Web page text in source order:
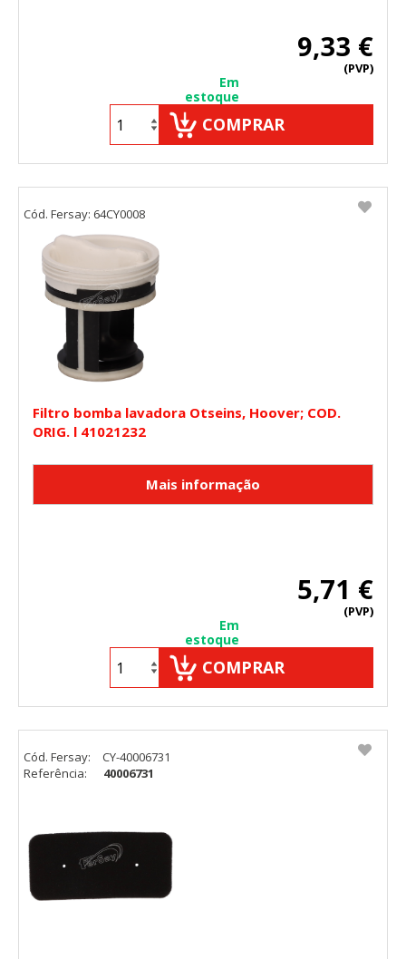
9,33 €
(PVP)
Em
estoque
COMPRAR
Filtro bomba lavadora Otseins, Hoover; COD.
ORIG. l 41021232
5,71 €
(PVP)
Em
estoque
COMPRAR
Cód. Fersay: 64CY0008
Cód. Fersay:
CY-40006731
Referência:
40006731